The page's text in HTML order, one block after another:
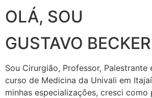
OLÁ, SOU
GUSTAVO BECKER
Sou Cirurgião, Professor, Palestrante
curso de Medicina da Univali em Itajaí
minhas especializações, cresci como